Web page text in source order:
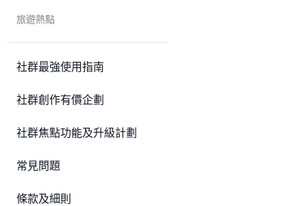
旅遊熱點
社群最強使用指南
社群創作有價企劃
社群焦點功能及升級計劃
常見問題
條款及細則